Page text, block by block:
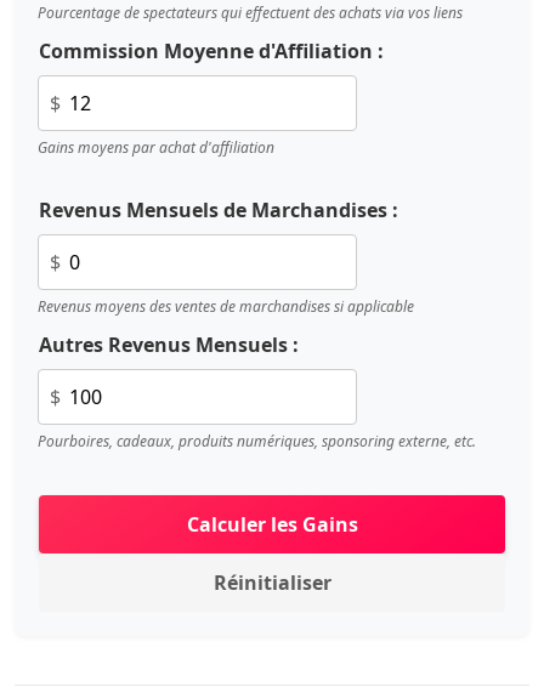
Pourcentage de spectateurs qui effectuent des achats via vos liens
Commission Moyenne d'Affiliation :
$
Gains moyens par achat d'affiliation
Revenus Mensuels de Marchandises :
$
Revenus moyens des ventes de marchandises si applicable
Autres Revenus Mensuels :
$
Pourboires, cadeaux, produits numériques, sponsoring externe, etc.
Calculer les Gains
Réinitialiser